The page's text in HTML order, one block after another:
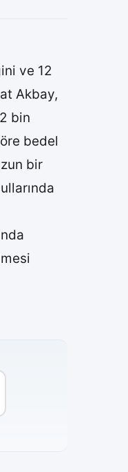
ve 12
Akbay,
bin
bedel
bir